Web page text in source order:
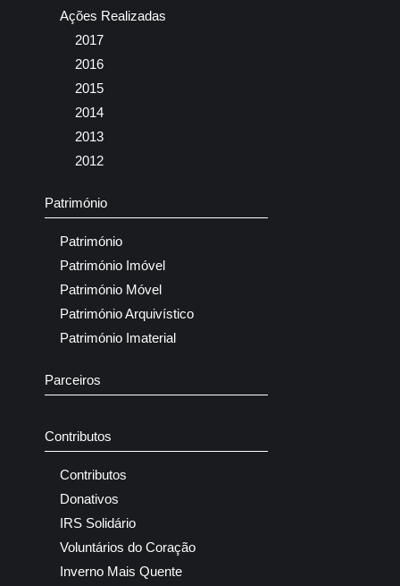
Ações Realizadas
2017
2016
2015
2014
2013
2012
Património
Património
Património Imóvel
Património Móvel
Património Arquivístico
Património Imaterial
Parceiros
Contributos
Contributos
Donativos
IRS Solidário
Voluntários do Coração
Inverno Mais Quente